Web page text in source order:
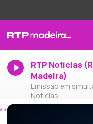
RTP Notícias
Madeira)
Emissão em
Notícias